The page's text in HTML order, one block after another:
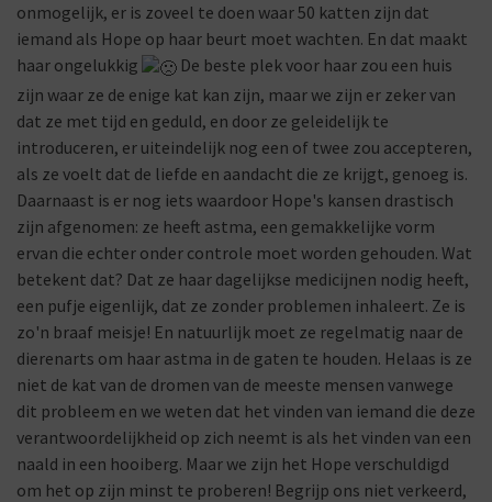
onmogelijk, er is zoveel te doen waar 50 katten zijn dat
iemand als Hope op haar beurt moet wachten. En dat maakt
haar ongelukkig
De beste plek voor haar zou een huis
zijn waar ze de enige kat kan zijn, maar we zijn er zeker van
dat ze met tijd en geduld, en door ze geleidelijk te
introduceren, er uiteindelijk nog een of twee zou accepteren,
als ze voelt dat de liefde en aandacht die ze krijgt, genoeg is.
Daarnaast is er nog iets waardoor Hope's kansen drastisch
zijn afgenomen: ze heeft astma, een gemakkelijke vorm
ervan die echter onder controle moet worden gehouden. Wat
betekent dat? Dat ze haar dagelijkse medicijnen nodig heeft,
een pufje eigenlijk, dat ze zonder problemen inhaleert. Ze is
zo'n braaf meisje! En natuurlijk moet ze regelmatig naar de
dierenarts om haar astma in de gaten te houden. Helaas is ze
niet de kat van de dromen van de meeste mensen vanwege
dit probleem en we weten dat het vinden van iemand die deze
verantwoordelijkheid op zich neemt is als het vinden van een
naald in een hooiberg. Maar we zijn het Hope verschuldigd
om het op zijn minst te proberen! Begrijp ons niet verkeerd,